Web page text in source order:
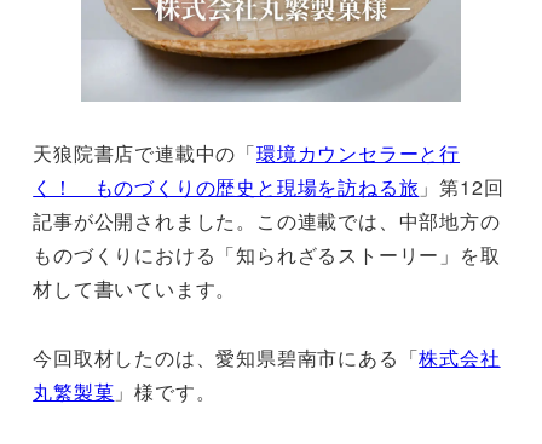
天狼院書店で連載中の「環境カウンセラーと行
く！ ものづくりの歴史と現場を訪ねる旅 」第12回
記事が公開されました。この連載では、中部地方の
ものづくりにおける「知られざるストーリー」を取
材して書いています。
今回取材したのは、愛知県碧南市にある「株式会社
丸繁製菓 」様です。